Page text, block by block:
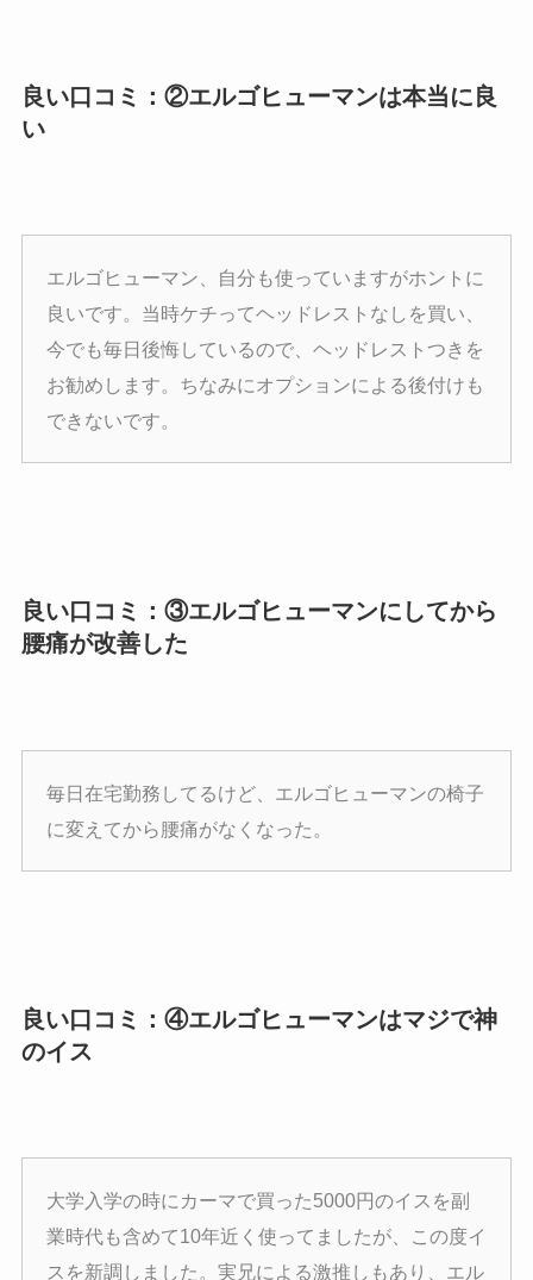
良い口コミ：②エルゴヒューマンは本当に良
い
エルゴヒューマン、自分も使っていますがホントに
良いです。当時ケチってヘッドレストなしを買い、
今でも毎日後悔しているので、ヘッドレストつきを
お勧めします。ちなみにオプションによる後付けも
できないです。
良い口コミ：③エルゴヒューマンにしてから
腰痛が改善した
毎日在宅勤務してるけど、エルゴヒューマンの椅子
に変えてから腰痛がなくなった。
良い口コミ：④エルゴヒューマンはマジで神
のイス
大学入学の時にカーマで買った5000円のイスを副
業時代も含めて10年近く使ってましたが、この度イ
スを新調しました。実兄による激推しもあり、エル